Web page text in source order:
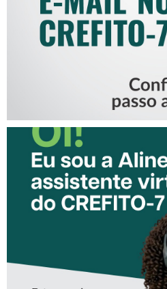
CONHEÇA
ASSISTENTE